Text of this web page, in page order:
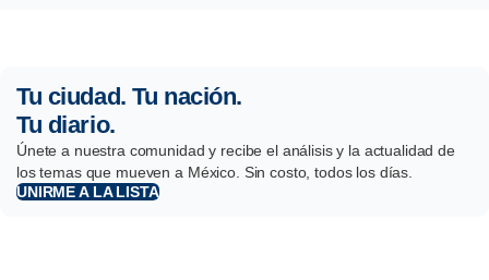
Tu ciudad. Tu nación.
Tu diario.
Únete a nuestra comunidad y recibe el análisis y la actualidad de
los temas que mueven a México. Sin costo, todos los días.
UNIRME A LA LISTA